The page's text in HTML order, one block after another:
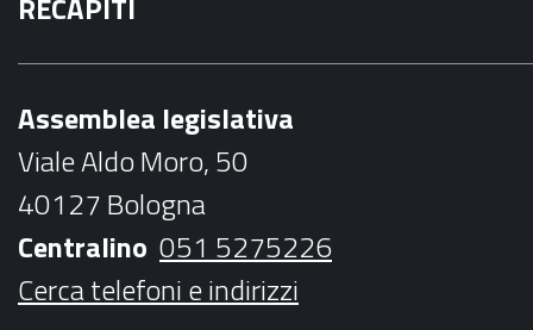
c
e
k
i
t
t
a
m
t
b
e
l
RECAPITI
Assemblea legislativa
Viale Aldo Moro, 50
40127 Bologna
Centralino 051 5275226
Cerca telefoni e indirizzi